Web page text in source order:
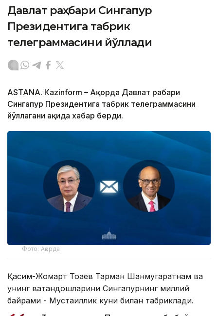
Давлат раҳбари Сингапур
Президентига табрик
телеграммасини йўллади
ASTANА. Кazinform – Ақорда Давлат раҳбари
Сингапур Президентига табрик телеграммасини
йўллагани ҳақида хабар берди.
Фото: Ақорда
Қасим-Жомарт Тоқаев Тарман Шанмугаратнам ва
унинг ватандошларини Сингапурнинг миллий
байрами - Мустақиллик куни билан табриклади.